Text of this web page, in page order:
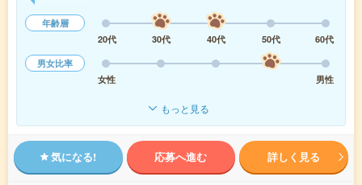
年齢層
20代
30代 40代 50代
60代
男女比率
女性
男性
もっと見る
気になる! 応募へ進む 詳しく見る